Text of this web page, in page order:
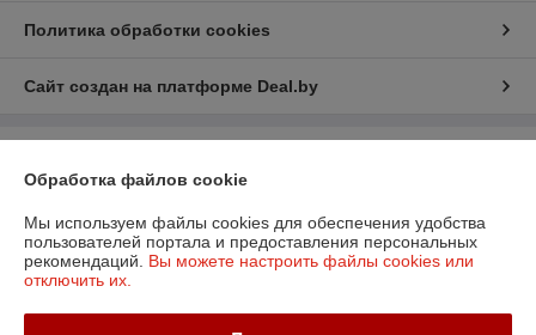
Политика обработки cookies
Сайт создан на платформе Deal.by
г. Минск пр. Партизанский, 152-1а
Регистрационный номер ЕГР: 190706808
Регистрационный орган: Администрация Заводского района
Обработка файлов cookie
Мы используем файлы cookies для обеспечения удобства
пользователей портала и предоставления персональных
рекомендаций. Вы можете настроить файлы cookies или
отключить их.